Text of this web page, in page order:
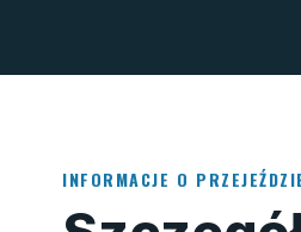
INFORMACJE O